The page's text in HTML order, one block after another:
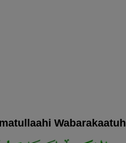
Wabarakaatuh